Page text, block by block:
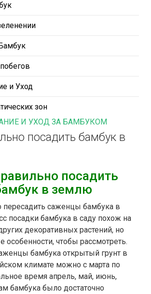
и Уход
зон
И УХОД ЗА БАМБУКОМ
посадить бамбук в
посадить
в землю
пересадить саженцы бамбука в
посадки бамбука в саду похож на
декоративных растений, но
особенности, чтобы рассмотреть.
бамбука открытый грунт в
климате можно с марта по
время апрель, май, июнь,
бамбука было достаточно